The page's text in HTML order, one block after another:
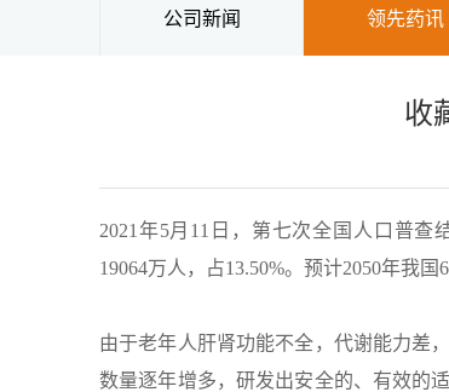
公司新闻 领先药讯
收
2021年5月11日，第七次全国人口普查
19064万人，占13.50%。预计2050年我
由于老年人肝肾功能不全，代谢能力差
数量逐年增多，研发出安全的、有效的